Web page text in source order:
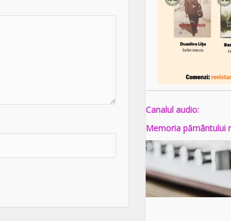
Canalul audio:
Memoria pământului